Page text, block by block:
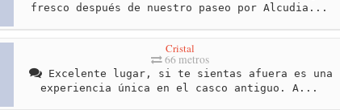
fresco después de nuestro paseo por Alcudia...
Cristal
66 metros
Excelente lugar, si te sientas afuera es una
experiencia única en el casco antiguo. A...